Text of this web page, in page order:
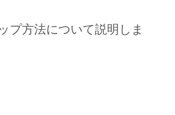
プ方法について説明しま